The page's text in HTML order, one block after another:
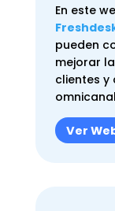
En este
pueden
mejorar
clientes y
Ver